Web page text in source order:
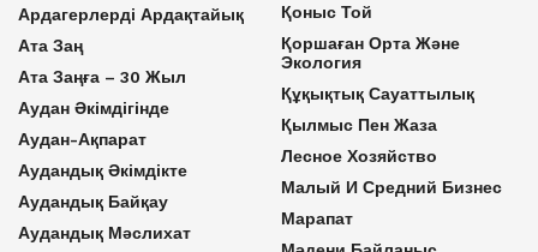
Ардагерлерді Ардақтайық
Ата Заң
Ата Заңға – 30 Жыл
Аудан Әкімдігінде
Аудан-Ақпарат
Аудандық Әкімдікте
Аудандық Байқау
Аудандық Мәслихат
Қоныс Той
Қоршаған Орта Және
Экология
Құқықтық Сауаттылық
Қылмыс Пен Жаза
Лесное Хозяйство
Малый И Средний Бизнес
Марапат